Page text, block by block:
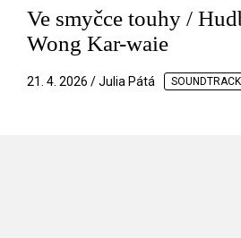
Ve smyčce touhy /
Wong Kar-waie
21. 4. 2026 / Julia Pátá SOUNDTRACK